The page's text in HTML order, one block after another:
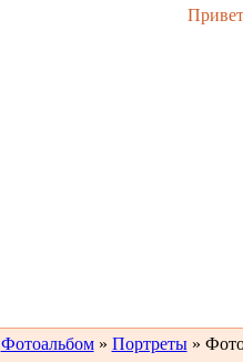
Фотоальбом» Портреты»